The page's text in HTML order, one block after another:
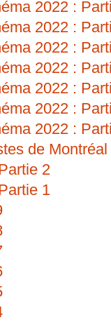
2022 :
2022 :
2022 :
2022 :
2022 :
2022 :
2022 :
de
2
1